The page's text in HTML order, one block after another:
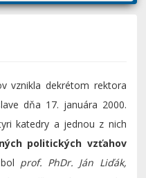
vznikla dekrétom rektora
dňa 17. januára 2000.
katedry a jednou z nich
politických vzťahov
prof. PhDr. Ján Liďák,